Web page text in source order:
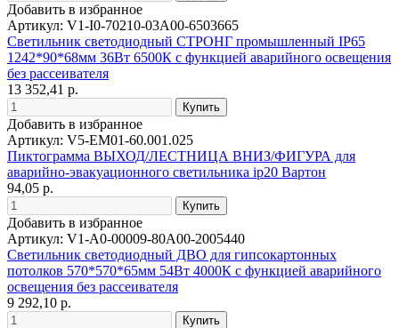
Добавить в избранное
Артикул: V1-I0-70210-03A00-6503665
Светильник светодиодный СТРОНГ промышленный IP65
1242*90*68мм 36Вт 6500К с функцией аварийного освещения
без рассеивателя
13 352,41 р.
Добавить в избранное
Артикул: V5-EM01-60.001.025
Пиктограмма ВЫХОД/ЛЕСТНИЦА ВНИЗ/ФИГУРА для
аварийно-эвакуационного светильника ip20 Вартон
94,05 р.
Добавить в избранное
Артикул: V1-A0-00009-80A00-2005440
Светильник светодиодный ДВО для гипсокартонных
потолков 570*570*65мм 54Вт 4000К с функцией аварийного
освещения без рассеивателя
9 292,10 р.